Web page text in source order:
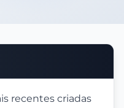
recentes criadas